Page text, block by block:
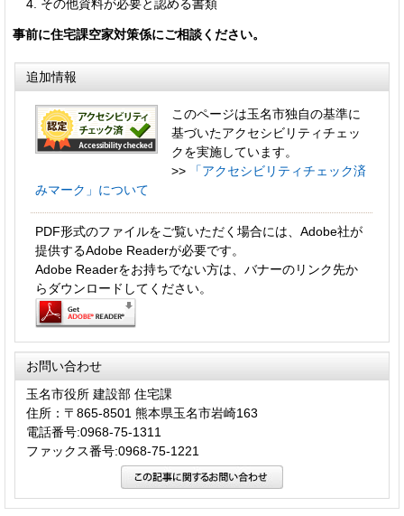
その他資料が必要と認める書類
事前に住宅課空家対策係にご相談ください。
追加情報
このページは玉名市独自の基準に
基づいたアクセシビリティチェッ
クを実施しています。
>>
「アクセシビリティチェック済
みマーク」について
PDF形式のファイルをご覧いただく場合には、Adobe社が
提供するAdobe Readerが必要です。
Adobe Readerをお持ちでない方は、バナーのリンク先か
らダウンロードしてください。
お問い合わせ
玉名市役所 建設部 住宅課
住所：〒865-8501 熊本県玉名市岩崎163
電話番号:0968-75-1311
ファックス番号:0968-75-1221